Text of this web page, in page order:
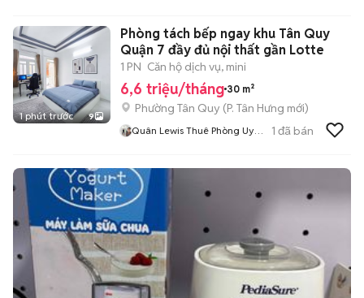
1 phút trước 9
Phòng tách bếp ngay khu Tân Quy
Quận 7 đầy đủ nội thất gần Lotte
1 PN Căn hộ dịch vụ, mini
6,6 triệu/tháng 30 m²
Phường Tân Quy (P. Tân Hưng mới)
Quân Lewis Thuê Phòng Uy
1 đã bán